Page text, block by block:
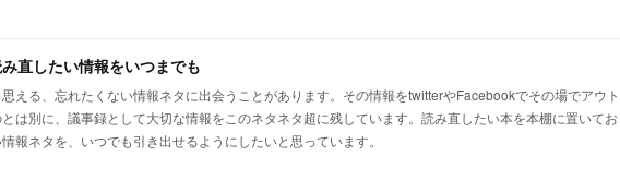
直したい情報をいつまでも
思える、忘れたくない情報ネタに出会うことがあります。その情報をtwitterやFacebookでその場でアウ
は別に、議事録として大切な情報をこのネタネタ超に残しています。読み直したい本を本棚に置いてお
報ネタを、いつでも引き出せるようにしたいと思っています。